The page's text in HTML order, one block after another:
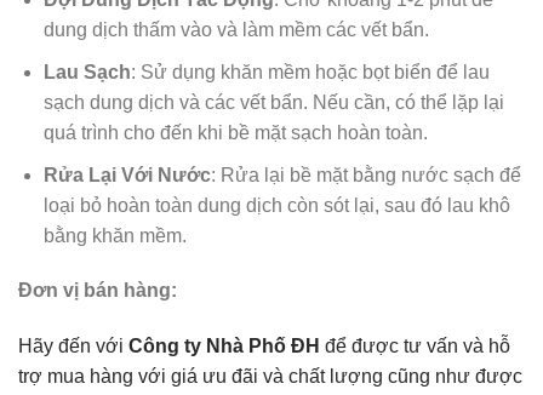
dung dịch thấm vào và làm mềm các vết bẩn.
Lau Sạch: Sử dụng khăn mềm hoặc bọt biển để lau
sạch dung dịch và các vết bẩn. Nếu cần, có thể lặp lại
quá trình cho đến khi bề mặt sạch hoàn toàn.
Rửa Lại Với Nước: Rửa lại bề mặt bằng nước sạch để
loại bỏ hoàn toàn dung dịch còn sót lại, sau đó lau khô
bằng khăn mềm.
Đơn vị bán hàng:
Hãy đến với Công ty Nhà Phố ĐH để được tư vấn và hỗ
trợ mua hàng với giá ưu đãi và chất lượng cũng như được